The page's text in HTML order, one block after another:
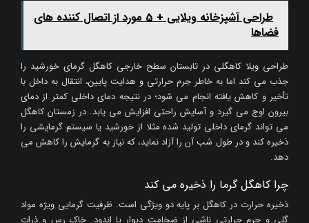
طراحی آشپزخانه ویلایی + 5 مورد از اتصال کننده های
فضاها
طراحی ویلا کاهگلی در تابستان سطح خارجی کاهگل گرمای خورشید را
جذب می کند اما به خاطر جرم حرارتی و هدایت پایین، انتقال به داخل با
تأخیر و کاهش یافته انجام می شود؛ در نتیجه دمای داخلی کمتر از دمای
بیرون اوج می گیرد و آسایش راحتی افزایش می یابد. در زمستان کاهگل
می تواند گرمای داخلی تولید شده مثلا از خورشید یا سیستم گرمایشی را
ذخیره کند و در طول شب آن را آزاد نماید، که نیاز به گرمایش را کاهش می
دهد.
چرا کاهگل گرما را ذخیره می کند
ذخیره حرارت در کاهگل بر پایه دو ویژگی است. ظرفیت گرمایی ویژه مواد
گلی و جرم حرارتی ناشی از ضخامت دیوار یا اندود. خاک رس و ذرات